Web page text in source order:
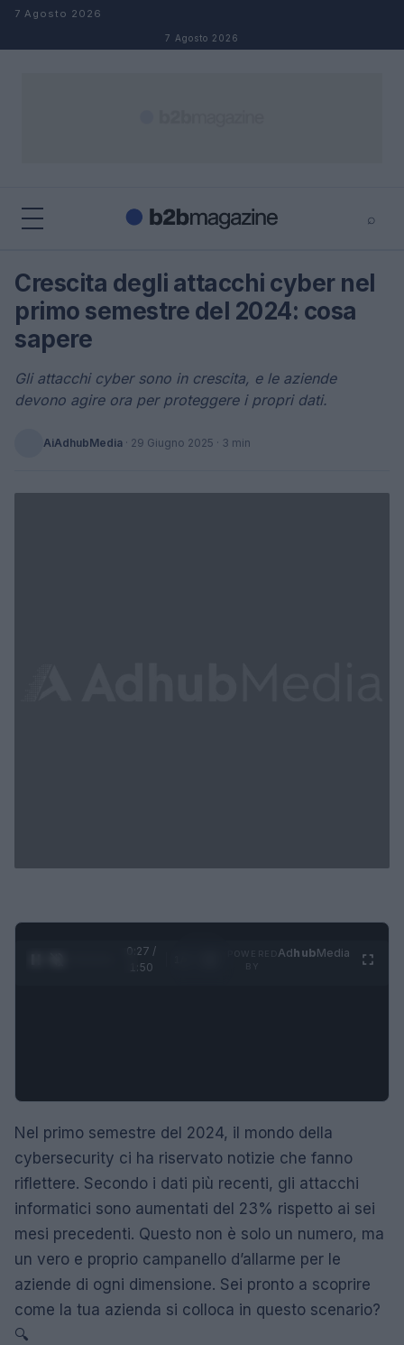
Salta al contenuto
7 Agosto 2026
7 Agosto 2026
⌕
Cerca ⌕ ×
Crescita degli attacchi cyber nel
primo semestre del 2024: cosa
sapere
Gli attacchi cyber sono in crescita, e le aziende
devono agire ora per proteggere i propri dati.
AiAdhubMedia · 29 Giugno 2025 · 3 min
0:28 /
1:50
AdhubMedia
Nel primo semestre del 2024, il mondo della
cybersecurity ci ha riservato notizie che fanno
riflettere. Secondo i dati più recenti, gli attacchi
informatici sono aumentati del 23% rispetto ai sei
mesi precedenti. Questo non è solo un numero, ma
un vero e proprio campanello d’allarme per le
aziende di ogni dimensione. Sei pronto a scoprire
come la tua azienda si colloca in questo scenario?
🔍